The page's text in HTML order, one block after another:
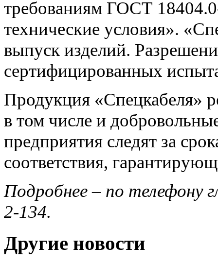
требованиям ГОСТ
технические условия».
выпуск изделий.
сертифицированных
Продукция «Спецкабеля»
в том числе и
предприятия следят за
соответствия,
Подробнее – по телефону
2-134.
Другие новости